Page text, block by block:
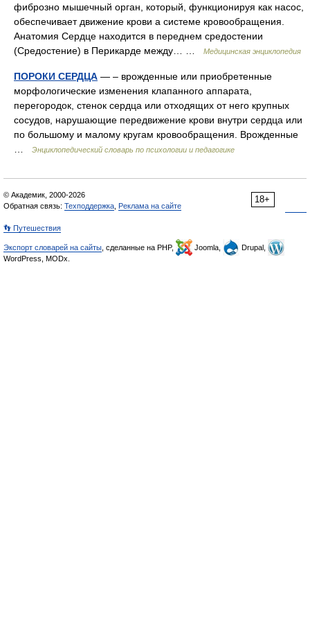
фиброзно мышечный орган, который, функционируя как насос,
обеспечивает движение крови а системе кровообращения.
Анатомия Сердце находится в переднем средостении
(Средостение) в Перикарде между… …
Медицинская энциклопедия
ПОРОКИ СЕРДЦА — – врожденные или приобретенные
морфологические изменения клапанного аппарата,
перегородок, стенок сердца или отходящих от него крупных
сосудов, нарушающие передвижение крови внутри сердца или
по большому и малому кругам кровообращения. Врожденные
Энциклопедический словарь по психологии и педагогике
18+
© Академик, 2000-2026
Обратная связь: Техподдержка Реклама на сайте
👣 Путешествия
Экспорт словарей на сайты , сделанные на PHP, Joomla,
Drupal,
WordPress, MODx.